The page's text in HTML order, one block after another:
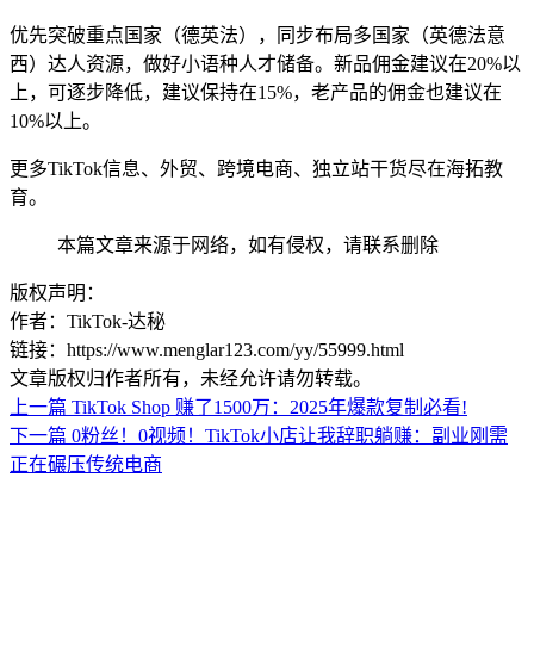
优先突破重点国家（德英法），同步布局多国家（英德法意
西）达人资源，做好小语种人才储备。新品佣金建议在20%以
上，可逐步降低，建议保持在15%，老产品的佣金也建议在
10%以上。
更多TikTok信息、外贸、跨境电商、独立站干货尽在海拓教
育。
本篇文章来源于网络，如有侵权，请联系删除
版权声明：
作者：TikTok-达秘
链接：https://www.menglar123.com/yy/55999.html
文章版权归作者所有，未经允许请勿转载。
上一篇 TikTok Shop 赚了1500万：2025年爆款复制必看!
下一篇 0粉丝！0视频！TikTok小店让我辞职躺赚：副业刚需
正在碾压传统电商